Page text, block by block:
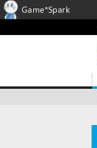
Game*Spark